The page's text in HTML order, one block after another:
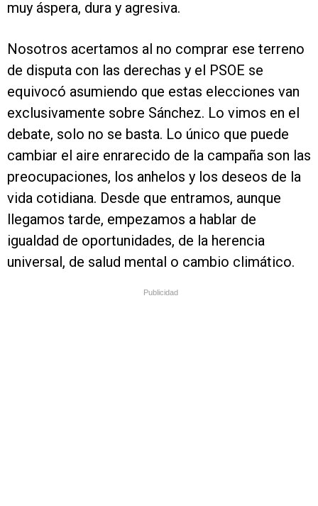
muy áspera, dura y agresiva.
Nosotros acertamos al no comprar ese terreno
de disputa con las derechas y el PSOE se
equivocó asumiendo que estas elecciones van
exclusivamente sobre Sánchez. Lo vimos en el
debate, solo no se basta. Lo único que puede
cambiar el aire enrarecido de la campaña son las
preocupaciones, los anhelos y los deseos de la
vida cotidiana. Desde que entramos, aunque
llegamos tarde, empezamos a hablar de
igualdad de oportunidades, de la herencia
universal, de salud mental o cambio climático.
Publicidad